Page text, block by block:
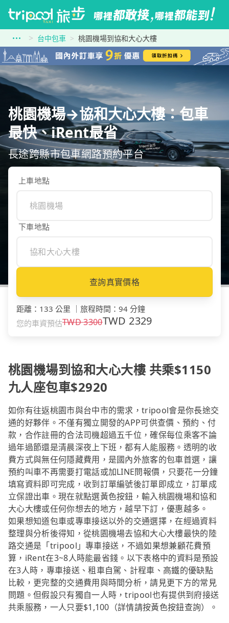
台中包車 桃園機場到協和大心大樓
桃園機場→協和大心大樓：包車
最快、iRent最省
長途跨縣市包車網路預約平台
上車地點
下車地點
查詢真實價格
距離 ： 133 公里 旅程時間 ： 94 分鐘
您的車資預估TWD3300TWD 2329
桃園機場到協和大心大樓 共乘$1150
九人座包車$2920
如你有往返桃園市與台中市的需求，tripool會是你長途交
通的好夥伴。不僅有獨立開發的APP可供查價、預約、付
款，合作註冊的合法司機超過五千位，確保每位乘客不論
過年過節還是清晨深夜上下班，都有人能服務。透明的收
費方式與無任何隱藏費用，是國內外旅客的包車首選，讓
預約叫車不再需要打電話或加LINE問報價，只要花一分鐘
填寫資料即可完成，收到訂單編號後訂單即成立，訂單成
立保證出車。現在就點選黃色按鈕，輸入桃園機場和協和
大心大樓或任何你想去的地方，越早下訂，優惠越多。
如果想知道包車或專車接送以外的交通選擇，在經過資料
整理與分析後得知，從桃園機場去協和大心大樓最快的陸
路交通是「tripool」專車接送，不過如果想兼顧花費預
算，iRent在3~8人時能最省錢。以下表格中的資料是預設
在3人時，專車接送、租車自駕、計程車、高鐵的優缺點
比較，更完整的交通費用與時間分析，請見更下方的常見
問題。但假設只有獨自一人時，tripool也有提供到府接送
共乘服務，一人只要$1,100（詳情請按黃色按鈕查詢）。